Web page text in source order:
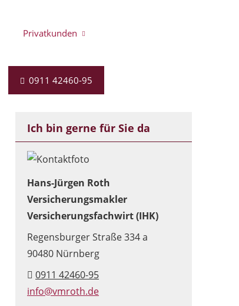
Privatkunden
0911 42460-95
Ich bin gerne für Sie da
Hans-Jürgen Roth
Versicherungsmakler
Versicherungsfachwirt (IHK)
Regensburger Straße 334 a
90480 Nürnberg
0911 42460-95
info@vmroth.de